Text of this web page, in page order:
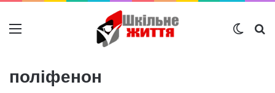
Меню
поліфенон